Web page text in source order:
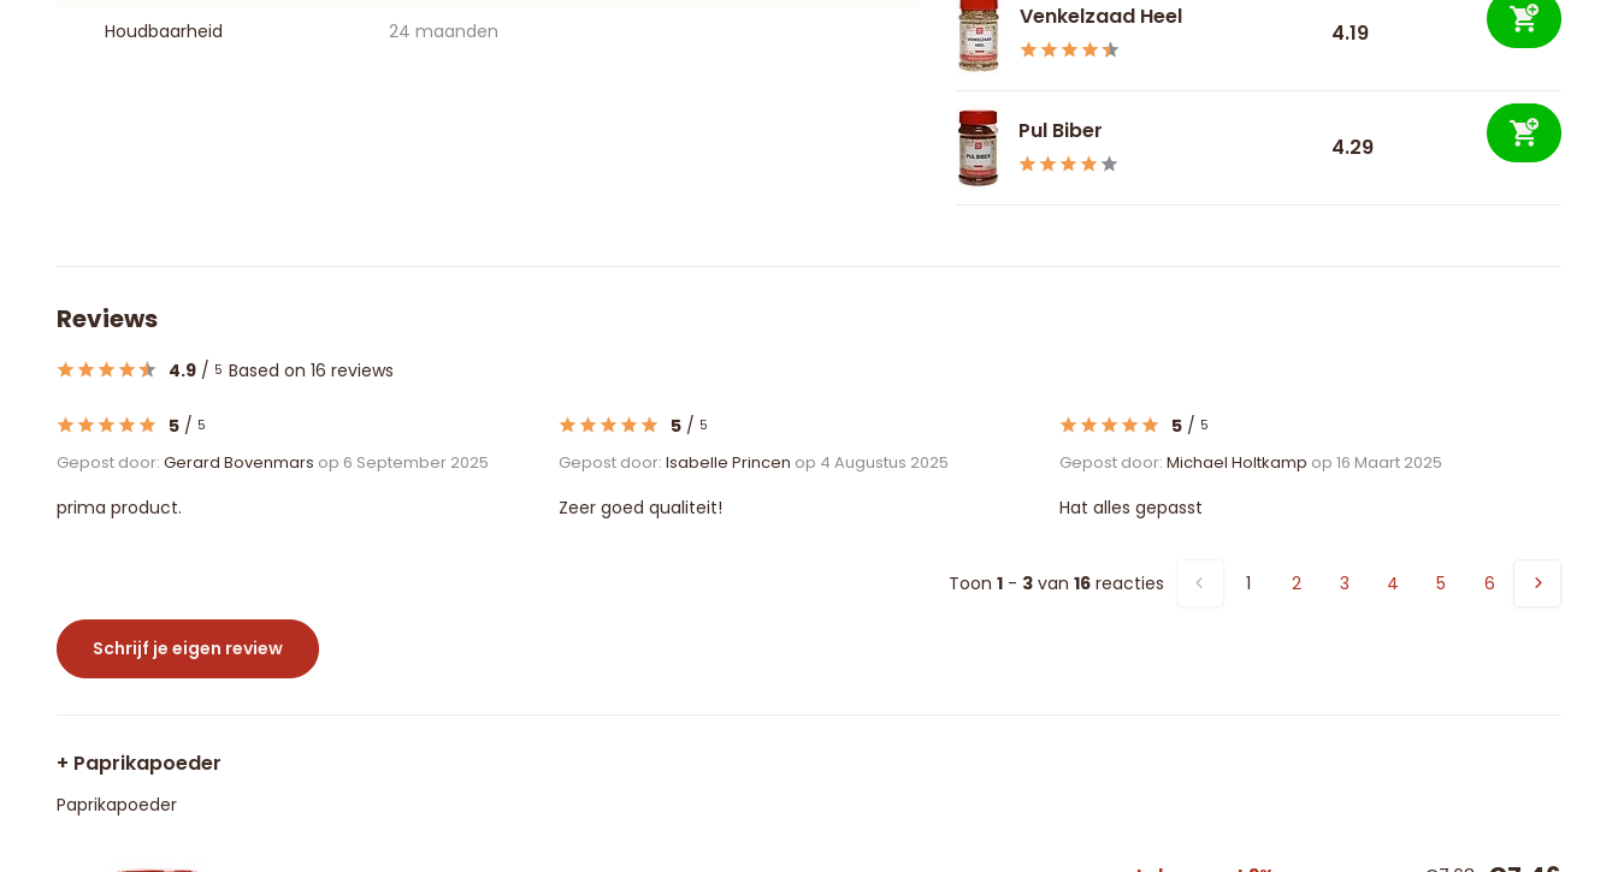
Houdbaarheid 24 maanden
Venkelzaad Heel
4.19
Pul Biber
4.29
Reviews
4.9 / 5 Based on 16 reviews
5 / 5
Gepost door: Gerard Bovenmars op 6 September 2025
prima product.
5/ 5
Gepost door: Isabelle Princen op 4 Augustus 2025
Zeer goed qualiteit!
5 / 5
Gepost door:Michael Holtkamp op 16 Maart 2025
Hat alles gepasst
Toon 1 - 3 van 16 reacties 1 2 3 4 5 6
Schrijf je eigen review
+ Paprikapoeder
Paprikapoeder